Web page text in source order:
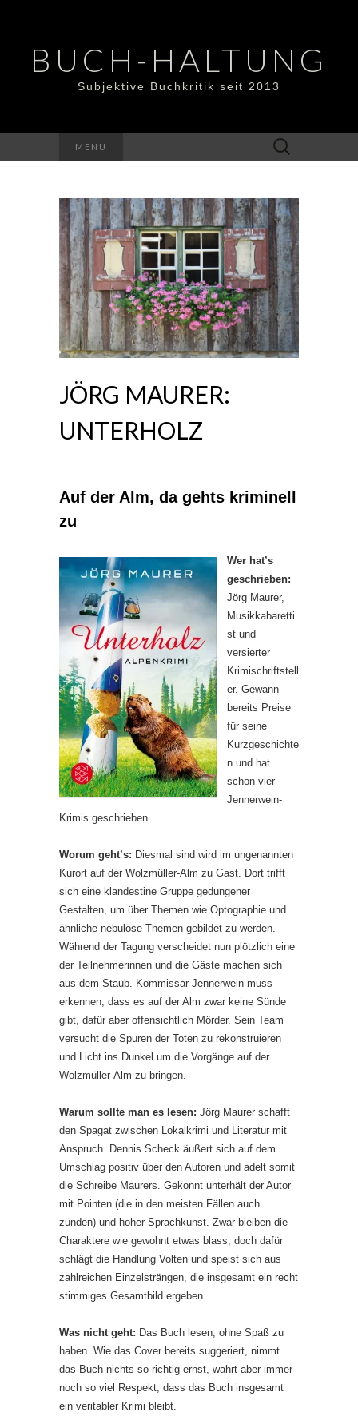
BUCH-HALTUNG
Subjektive Buchkritik seit 2013
MENU
Suchen
nach:
JÖRG MAURER:
UNTERHOLZ
Auf der Alm, da gehts kriminell
zu
Wer hat’s
geschrieben:
Jörg Maurer,
Musikkabaretti
st und
versierter
Krimischriftstell
er. Gewann
bereits Preise
für seine
Kurzgeschichte
n und hat
schon vier
Jennerwein-
Krimis geschrieben.
Worum geht’s: Diesmal sind wird im ungenannten
Kurort auf der Wolzmüller-Alm zu Gast. Dort trifft
sich eine klandestine Gruppe gedungener
Gestalten, um über Themen wie Optographie und
ähnliche nebulöse Themen gebildet zu werden.
Während der Tagung verscheidet nun plötzlich eine
der Teilnehmerinnen und die Gäste machen sich
aus dem Staub. Kommissar Jennerwein muss
erkennen, dass es auf der Alm zwar keine Sünde
gibt, dafür aber offensichtlich Mörder. Sein Team
versucht die Spuren der Toten zu rekonstruieren
und Licht ins Dunkel um die Vorgänge auf der
Wolzmüller-Alm zu bringen.
Warum sollte man es lesen: Jörg Maurer schafft
den Spagat zwischen Lokalkrimi und Literatur mit
Anspruch. Dennis Scheck äußert sich auf dem
Umschlag positiv über den Autoren und adelt somit
die Schreibe Maurers. Gekonnt unterhält der Autor
mit Pointen (die in den meisten Fällen auch
zünden) und hoher Sprachkunst. Zwar bleiben die
Charaktere wie gewohnt etwas blass, doch dafür
schlägt die Handlung Volten und speist sich aus
zahlreichen Einzelsträngen, die insgesamt ein recht
stimmiges Gesamtbild ergeben.
Was nicht geht: Das Buch lesen, ohne Spaß zu
haben. Wie das Cover bereits suggeriert, nimmt
das Buch nichts so richtig ernst, wahrt aber immer
noch so viel Respekt, dass das Buch insgesamt
ein veritabler Krimi bleibt.